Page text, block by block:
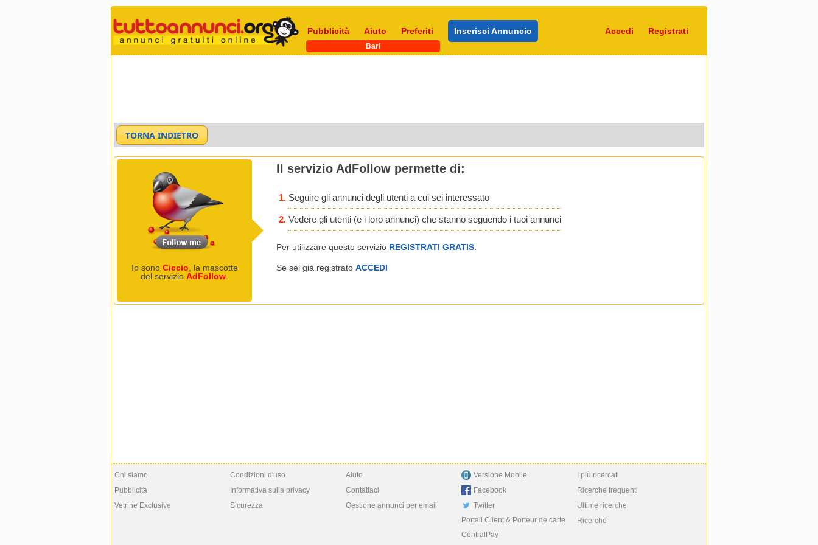
Pubblicità Aiuto Preferiti Inserisci Annuncio Accedi Registrati
Bari
Io sono Ciccio , la mascotte
del servizio AdFollow
Il servizio AdFollow permette di:
Seguire gli annunci degli utenti a cui sei interessato
Vedere gli utenti (e i loro annunci) che stanno seguendo i tuoi annunci
Per utilizzare questo servizio REGISTRATI GRATIS
Se sei già registrato ACCEDI
Chi siamo
Pubblicità
Vetrine Exclusive
Condizioni d'uso
Informativa sulla privacy
Sicurezza
Aiuto
Contattaci
Gestione annunci per email
Versione Mobile
Facebook
Twitter
Portail Client & Porteur de carte
CentralPay
I più ricercati
Ricerche frequenti
Ultime ricerche
Ricerche